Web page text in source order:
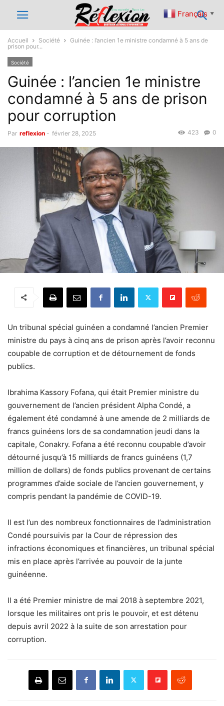
Accueil Société
Guinée : l’ancien 1e ministre condamné à 5 ans de
prison pour...
Société
Guinée : l’ancien 1e ministre
condamné à 5 ans de prison
pour corruption
Par reflexion - février 28, 2025 0
423
Un tribunal spécial guinéen a condamné l’ancien Premier
ministre du pays à cinq ans de prison après l’avoir reconnu
coupable de corruption et de détournement de fonds
publics.
Ibrahima Kassory Fofana, qui était Premier ministre du
gouvernement de l’ancien président Alpha Condé, a
également été condamné à une amende de 2 milliards de
francs guinéens lors de sa condamnation jeudi dans la
capitale, Conakry. Fofana a été reconnu coupable d’avoir
détourné jusqu’à 15 milliards de francs guinéens (1,7
million de dollars) de fonds publics provenant de certains
programmes d’aide sociale de l’ancien gouvernement, y
compris pendant la pandémie de COVID-19.
Il est l’un des nombreux fonctionnaires de l’administration
Condé poursuivis par la Cour de répression des
infractions économiques et financières, un tribunal spécial
mis en place après l’arrivée au pouvoir de la junte
guinéenne.
Il a été Premier ministre de mai 2018 à septembre 2021,
lorsque les militaires ont pris le pouvoir, et est détenu
depuis avril 2022 à la suite de son arrestation pour
corruption.
Français ▼